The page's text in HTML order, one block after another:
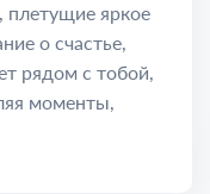
яркое
о счастье,
рядом с тобой,
моменты,